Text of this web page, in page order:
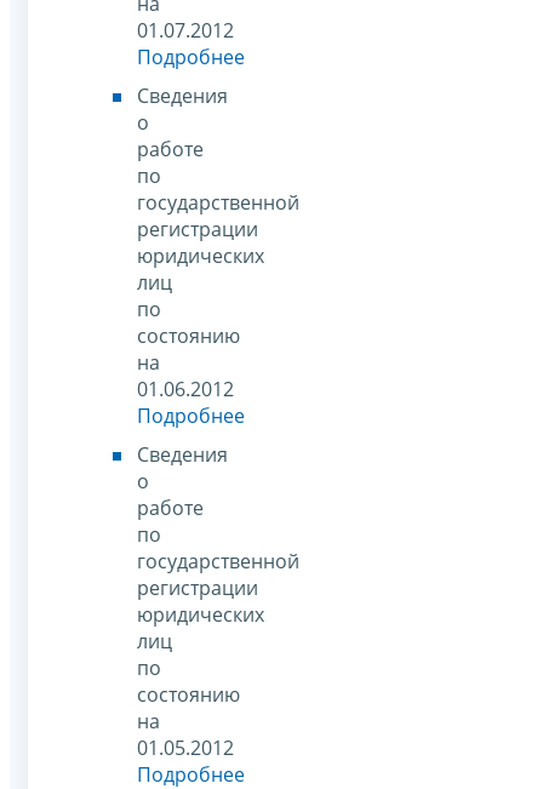
01.07.2012
Подробнее
Сведения
о
работе
по
государственной
регистрации
юридических
лиц
по
состоянию
на
01.06.2012
Подробнее
Сведения
о
работе
по
государственной
регистрации
юридических
лиц
по
состоянию
на
01.05.2012
Подробнее